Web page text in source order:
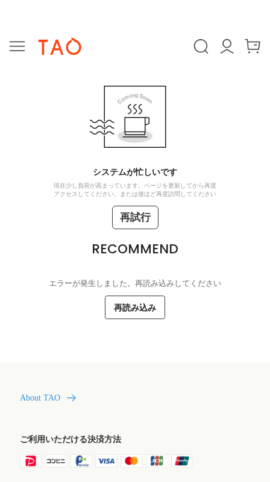
システムが忙しいです
現在少し負荷が高まっています。ページを更新してから再度
アクセスしてください、または後ほど再度訪問してください
再試行
RECOMMEND
エラーが発生しました。再読み込みしてください
再読み込み
About TAO
ご利用いただける決済方法